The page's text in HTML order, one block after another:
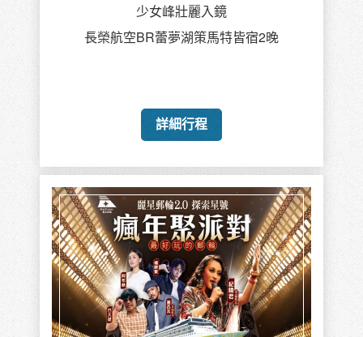
少女峰壯麗入鏡
長榮航空BR蕾夢湖策馬特皆宿2晚
詳細行程